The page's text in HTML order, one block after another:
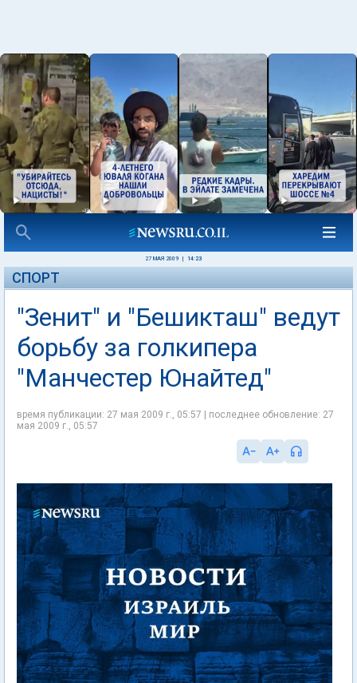
27 МАЯ 2009 14:23
СПОРТ
"Зенит" и "Бешикташ" ведут
борьбу за голкипера
"Манчестер Юнайтед"
время публикации: 27 мая 2009 г., 05:57 | последнее обновление: 27
мая 2009 г., 05:57